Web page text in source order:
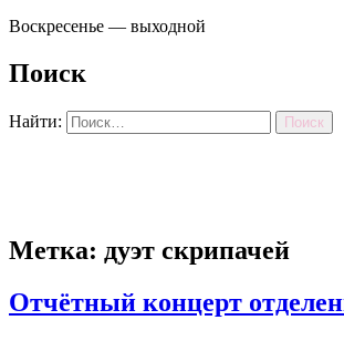
Воскресенье — выходной
Поиск
Найти:
Метка: дуэт скрипачей
Отчётный концерт